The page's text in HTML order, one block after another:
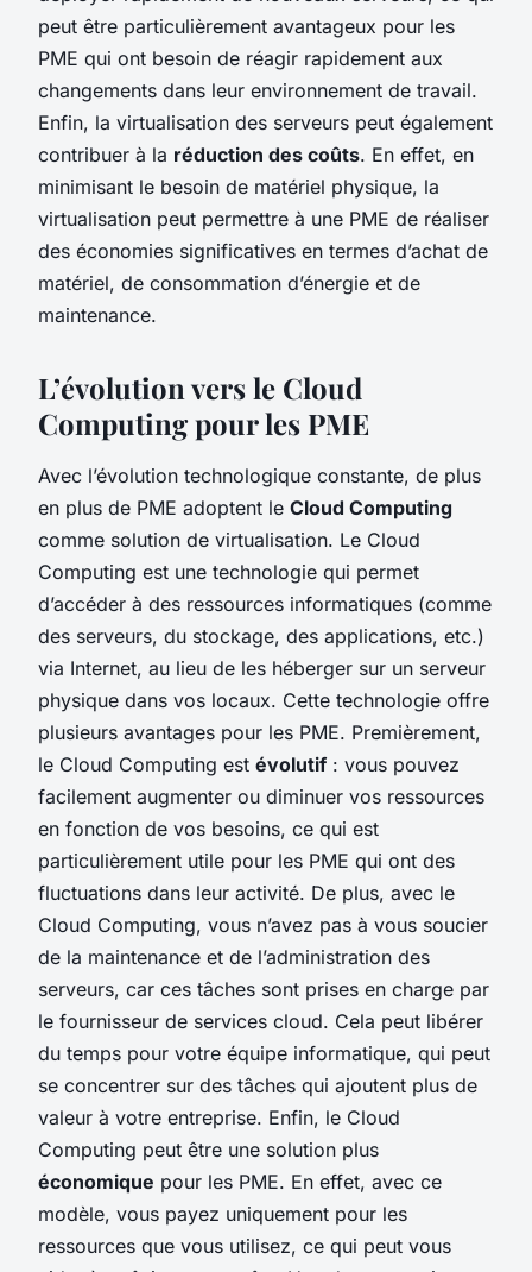
peut être particulièrement avantageux pour les
PME qui ont besoin de réagir rapidement aux
changements dans leur environnement de travail.
Enfin, la virtualisation des serveurs peut également
contribuer à la réduction des coûts. En effet, en
minimisant le besoin de matériel physique, la
virtualisation peut permettre à une PME de réaliser
des économies significatives en termes d’achat de
matériel, de consommation d’énergie et de
maintenance.
L’évolution vers le Cloud
Computing pour les PME
Avec l’évolution technologique constante, de plus
en plus de PME adoptent le Cloud Computing
comme solution de virtualisation. Le Cloud
Computing est une technologie qui permet
d’accéder à des ressources informatiques (comme
des serveurs, du stockage, des applications, etc.)
via Internet, au lieu de les héberger sur un serveur
physique dans vos locaux. Cette technologie offre
plusieurs avantages pour les PME. Premièrement,
le Cloud Computing est évolutif : vous pouvez
facilement augmenter ou diminuer vos ressources
en fonction de vos besoins, ce qui est
particulièrement utile pour les PME qui ont des
fluctuations dans leur activité. De plus, avec le
Cloud Computing, vous n’avez pas à vous soucier
de la maintenance et de l’administration des
serveurs, car ces tâches sont prises en charge par
le fournisseur de services cloud. Cela peut libérer
du temps pour votre équipe informatique, qui peut
se concentrer sur des tâches qui ajoutent plus de
valeur à votre entreprise. Enfin, le Cloud
Computing peut être une solution plus
économique pour les PME. En effet, avec ce
modèle, vous payez uniquement pour les
ressources que vous utilisez, ce qui peut vous